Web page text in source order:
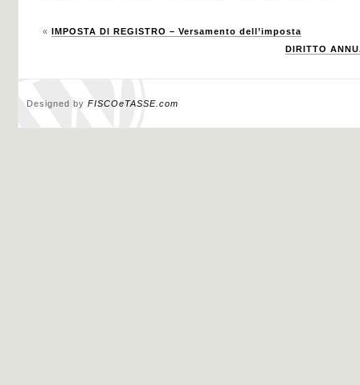
« IMPOSTA DI REGISTRO – Versamento dell’imposta
DIRITTO
Designed by FISCOeTASSE.com